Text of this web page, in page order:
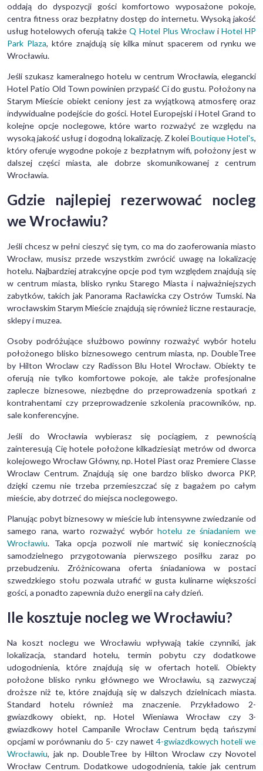
oddają do dyspozycji gości komfortowo wyposażone pokoje,
centra fitness oraz bezpłatny dostęp do internetu. Wysoką jakość
usług hotelowych oferują takżeQ Hotel Plus Wrocławi Hotel HP
Park Plaza, które znajdują się kilka minut spacerem od rynku we
Wrocławiu.
Jeśli szukasz kameralnego hotelu w centrum Wrocławia, elegancki
Hotel Patio Old Town powinien przypaść Ci do gustu. Położony na
Starym Mieście obiekt ceniony jest za wyjątkową atmosferę oraz
indywidualne podejście do gości. Hotel Europejski i Hotel Grand to
kolejne opcje noclegowe, które warto rozważyć ze względu na
wysoką jakość usług i dogodną lokalizację. Z koleiBoutique Hotel's,
który oferuje wygodne pokoje z bezpłatnym wifi, położony jest w
dalszej części miasta, ale dobrze skomunikowanej z centrum
Wrocławia.
Gdzie najlepiej rezerwować nocleg
we Wrocławiu?
Jeśli chcesz w pełni cieszyć się tym, co ma do zaoferowania miasto
Wrocław, musisz przede wszystkim zwrócić uwagę na lokalizację
hotelu. Najbardziej atrakcyjne opcje pod tym względem znajdują się
w centrum miasta, blisko rynku Starego Miasta i najważniejszych
zabytków, takich jak Panorama Racławicka czy Ostrów Tumski. Na
wrocławskim Starym Mieście znajdują się również liczne restauracje,
sklepy i muzea.
Osoby podróżujące służbowo powinny rozważyć wybór hotelu
położonego blisko biznesowego centrum miasta, np. DoubleTree
by Hilton Wroclaw czy Radisson Blu Hotel Wrocław. Obiekty te
oferują nie tylko komfortowe pokoje, ale także profesjonalne
zaplecze biznesowe, niezbędne do przeprowadzenia spotkań z
kontrahentami czy przeprowadzenie szkolenia pracowników, np.
sale konferencyjne.
Jeśli do Wrocławia wybierasz się pociągiem, z pewnością
zainteresują Cię hotele położone kilkadziesiąt metrów od dworca
kolejowego Wrocław Główny, np. Hotel Piast oraz Premiere Classe
Wroclaw Centrum. Znajdują się one bardzo blisko dworca PKP,
dzięki czemu nie trzeba przemieszczać się z bagażem po całym
mieście, aby dotrzeć do miejsca noclegowego.
Planując pobyt biznesowy w mieście lub intensywne zwiedzanie od
samego rana, warto rozważyć wybórhotelu ze śniadaniem we
Wrocławiu. Taka opcja pozwoli nie martwić się koniecznością
samodzielnego przygotowania pierwszego posiłku zaraz po
przebudzeniu. Zróżnicowana oferta śniadaniowa w postaci
szwedzkiego stołu pozwala utrafić w gusta kulinarne większości
gości, a ponadto zapewnia dużo energii na cały dzień.
Ile kosztuje nocleg we Wrocławiu?
Na koszt noclegu we Wrocławiu wpływają takie czynniki, jak
lokalizacja, standard hotelu, termin pobytu czy dodatkowe
udogodnienia, które znajdują się w ofertach hoteli. Obiekty
położone blisko rynku głównego we Wrocławiu, są zazwyczaj
droższe niż te, które znajdują się w dalszych dzielnicach miasta.
Standard hotelu również ma znaczenie. Przykładowo 2-
gwiazdkowy obiekt, np. Hotel Wieniawa Wrocław czy 3-
gwiazdkowy hotel Campanile Wrocław Centrum będą tańszymi
opcjami w porównaniu do 5- czy nawet4-gwiazdkowych hoteli we
Wrocławiu, jak np. DoubleTree by Hilton Wroclaw czy Novotel
Wrocław Centrum. Dodatkowe udogodnienia, takie jak centrum